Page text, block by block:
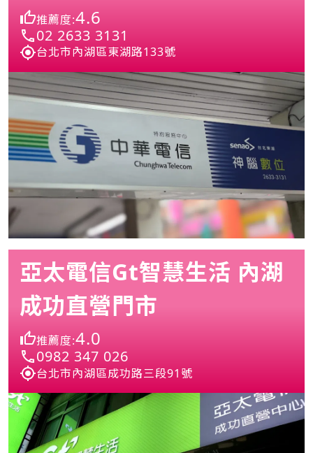
推薦度:4.6
02 2633 3131
台北市內湖區東湖路133號
亞太電信Gt智慧生活 內湖
成功直營門市
推薦度:4.0
0982 347 026
台北市內湖區成功路三段91號